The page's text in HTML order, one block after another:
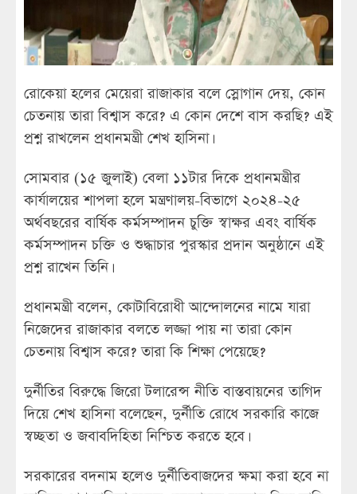
রোকেয়া হলের মেয়েরা রাজাকার বলে স্লোগান দেয়, কোন
চেতনায় তারা বিশ্বাস করে? এ কোন দেশে বাস করছি? এই
প্রশ্ন রাখলেন প্রধানমন্ত্রী শেখ হাসিনা।
সোমবার (১৫ জুলাই) বেলা ১১টার দিকে প্রধানমন্ত্রীর
কার্যালয়ের শাপলা হলে মন্ত্রণালয়-বিভাগে ২০২৪-২৫
অর্থবছরের বার্ষিক কর্মসম্পাদন চুক্তি স্বাক্ষর এবং বার্ষিক
কর্মসম্পাদন চক্তি ও শুদ্ধাচার পুরস্কার প্রদান অনুষ্ঠানে এই
প্রশ্ন রাখেন তিনি।
প্রধানমন্ত্রী বলেন, কোটাবিরোধী আন্দোলনের নামে যারা
নিজেদের রাজাকার বলতে লজ্জা পায় না তারা কোন
চেতনায় বিশ্বাস করে? তারা কি শিক্ষা পেয়েছে?
দুর্নীতির বিরুদ্ধে জিরো টলারেন্স নীতি বাস্তবায়নের তাগিদ
দিয়ে শেখ হাসিনা বলেছেন, দুর্নীতি রোধে সরকারি কাজে
স্বচ্ছতা ও জবাবদিহিতা নিশ্চিত করতে হবে।
সরকারের বদনাম হলেও দুর্নীতিবাজদের ক্ষমা করা হবে না